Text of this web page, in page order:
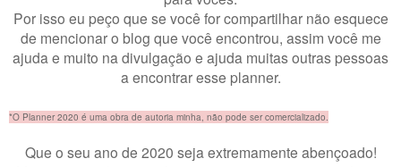
Por isso eu peço que se você for compartilhar não esquece
de mencionar o blog que você encontrou, assim você me
ajuda e muito na divulgação e ajuda muitas outras pessoas
a encontrar esse planner.
*O Planner 2020 é uma obra de autoria minha, não pode ser comercializado.
Que o seu ano de 2020 seja extremamente abençoado!